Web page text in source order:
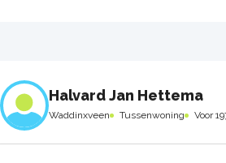
Halvard Jan Hettema
Waddinxveen Tussenwoning Voor